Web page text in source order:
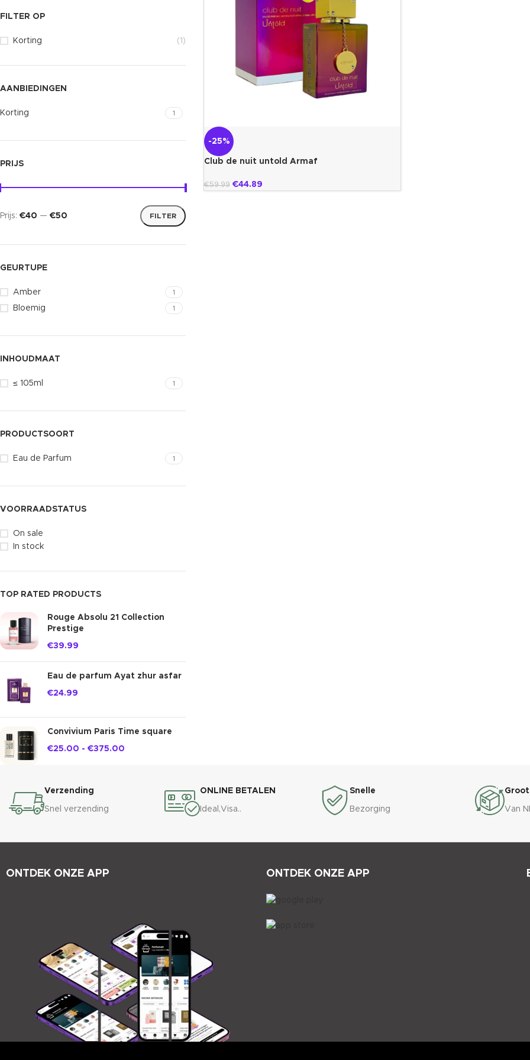
FILTER OP
Korting (1)
AANBIEDINGEN
Korting 1
PRIJS
FILTER
Prijs: €40 — €50
GEURTUPE
Amber 1
Bloemig 1
INHOUDMAAT
≤ 105ml 1
PRODUCTSOORT
Eau de Parfum 1
VOORRAADSTATUS
On sale
In stock
TOP RATED PRODUCTS
Rouge Absolu 21 Collection
Prestige
€39.99
Eau de parfum Ayat zhur asfar
€24.99
Convivium Paris Time square
€25.00 - €375.00
-25%
Club de nuit untold Armaf
€59.99 €44.89
Verzending
Snel verzending
ONLINE BETALEN
Ideal,Visa..
Snelle
Bezorging Van
ONTDEK ONZE APP ONTDEK ONZE APP